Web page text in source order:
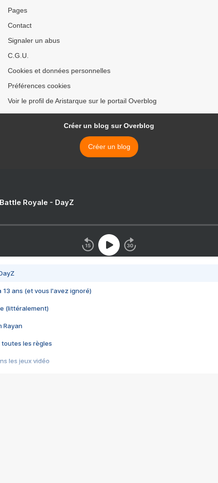
Pages
Contact
Signaler un abus
C.G.U.
Cookies et données personnelles
Préférences cookies
Voir le profil de Aristarque sur le portail Overblog
Créer un blog sur Overblog
Créer un blog
Royale - DayZ
13 ans (et vous l'avez ignoré)
(littéralement)
Rayan
toutes les règles
les jeux vidéo